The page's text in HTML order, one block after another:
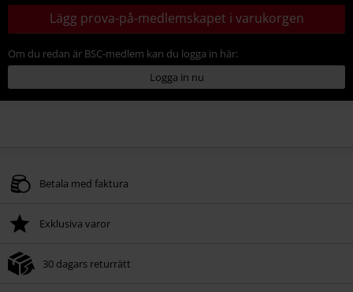
Lägg prova-på-medlemskapet i varukorgen
Om du redan är BSC-medlem kan du logga in här:
Logga in nu
Betala med faktura
Exklusiva varor
30 dagars returrätt